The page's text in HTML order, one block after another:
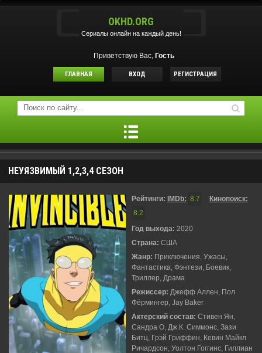
OKHD.ORG
Сериалы онлайн на каждый день!
Приветствую Вас, Гость
ГЛАВНАЯ ВХОД РЕГИСТРАЦИЯ
НЕУЯЗВИМЫЙ 1,2,3,4 СЕЗОН
Рейтинги: IMDb: 8.7
Кинопоиск:
8.2
Год выхода: 2020
Страна: США
Жанр: Приключения, Ужасы,
Фантастика, Фэнтези, Боевик,
Триллер, Драма
Режиссер: Джефф Аллен, Пол
Фёрмингер, Jay Baker
Актерский состав: Стивен Ян,
Сандра О, Дж.К. Симмонс, Зази
Битц, Грэй Гриффин, Кевин Майкл
Ричардсон, Уолтон Гоггинс, Гиллиан